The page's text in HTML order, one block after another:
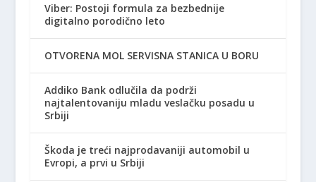
Viber: Postoji formula za bezbednije
digitalno porodično leto
OTVORENA MOL SERVISNA STANICA U BORU
Addiko Bank odlučila da podrži
najtalentovaniju mladu veslačku posadu u
Srbiji
Škoda je treći najprodavaniji automobil u
Evropi, a prvi u Srbiji